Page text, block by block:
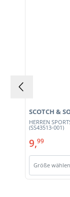
HERREN
(SS43513-001)
SCOTCH &
9,99
Größe